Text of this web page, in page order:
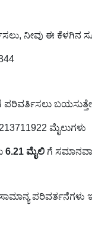
ನೀವು ಈ ಕೆಳಗಿನ
ಪರಿವರ್ತಿಸಲು
ಮೈಲುಗಳು
6.21 ಮೈಲಿ ಗೆ
ಪರಿವರ್ತನೆಗಳು